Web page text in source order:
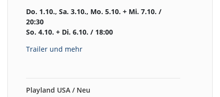
Do. 1.10., Sa. 3.10., Mo. 5.10. + Mi. 7.10. /
20:30
So. 4.10. + Di. 6.10. / 18:00
Trailer und mehr
Playland USA / Neu